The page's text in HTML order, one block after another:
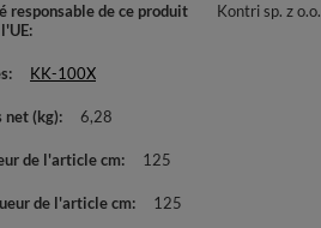
responsable de ce produit
Kontri sp. z o.o.
KK-100X
net (kg) 6,28
de l'article cm 125
de l'article cm 125